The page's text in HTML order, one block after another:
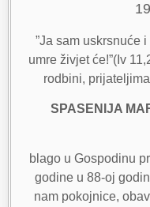
”Ja sam uskrsnuće
umre živjet će!”(Iv
rodbini,
SPASENIJA
blago u Gospodinu
godine u 88-oj
nam pokojnice,